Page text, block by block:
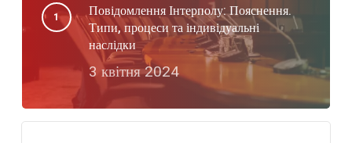
Повідомлення Інтерполу: Пояснення.
Типи, процеси та індивідуальні
наслідки
3 квітня 2024